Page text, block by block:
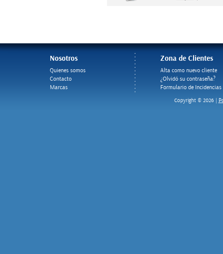
Nosotros
Quienes somos
Contacto
Marcas
Zona de Clientes
Alta como nuevo cliente
¿Olvidó su contraseña?
Formulario de Incidencias
Copyright © 2026 |